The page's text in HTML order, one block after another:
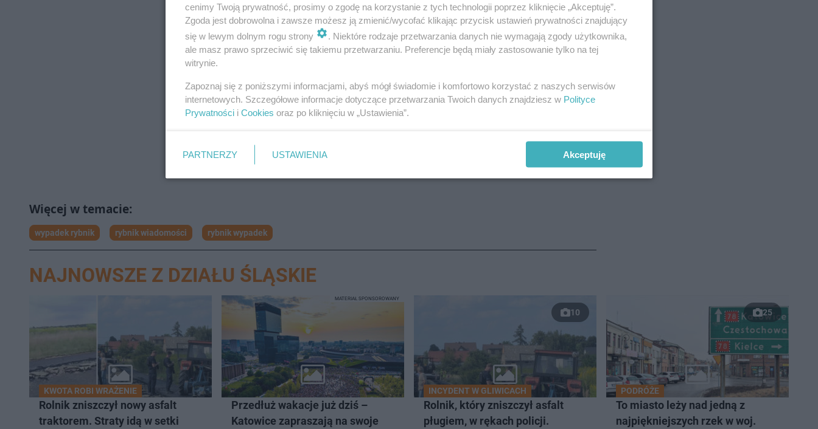
wypadek rybnik rybnik wiadomości rybnik wypadek
NAJNOWSZE Z DZIAŁU ŚLĄSKIE
KWOTA ROBI WRAŻENIE
Rolnik zniszczył nowy asfalt
traktorem. Straty idą w setki
Przedłuż wakacje już dziś –
Katowice zapraszają na swoje
MATERIAŁ SPONSOROWANY
10
INCYDENT W GLIWICACH
Rolnik, który zniszczył asfalt
pługiem, w rękach policji.
25
PODRÓŻE
To miasto leży nad jedną z
najpiękniejszych rzek w woj.
cenimy Twoją prywatność, prosimy o zgodę na korzystanie z tych technologii poprzez kliknięcie „Akceptuję”.
Zgoda jest dobrowolna i zawsze możesz ją zmienić/wycofać klikając przycisk ustawień prywatności znajdujący
się w lewym dolnym rogu strony
. Niektóre rodzaje przetwarzania danych nie wymagają zgody użytkownika,
ale masz prawo sprzeciwić się takiemu przetwarzaniu. Preferencje będą miały zastosowanie tylko na tej
witrynie.
Zapoznaj się z poniższymi informacjami, abyś mógł świadomie i komfortowo korzystać z naszych serwisów
internetowych. Szczegółowe informacje dotyczące przetwarzania Twoich danych znajdziesz w Polityce
Prywatności i Cookies oraz po kliknięciu w „Ustawienia”.
PARTNERZY USTAWIENIA Akceptuję